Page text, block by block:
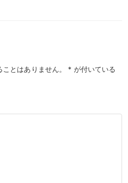
とはありません。 * が付いている